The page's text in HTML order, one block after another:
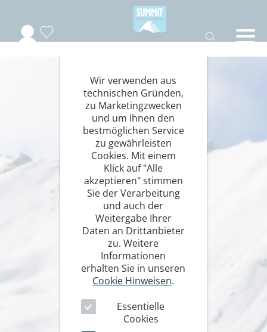
Wir verwenden aus
technischen Gründen,
zu Marketingzwecken
und um Ihnen den
bestmöglichen Service
zu gewährleisten
Cookies. Mit einem
Klick auf "Alle
akzeptieren" stimmen
Sie der Verarbeitung
und auch der
Weitergabe Ihrer
Daten an Drittanbieter
zu. Weitere
Informationen
erhalten Sie in unseren
Cookie Hinweisen.
Essentielle
Cookies